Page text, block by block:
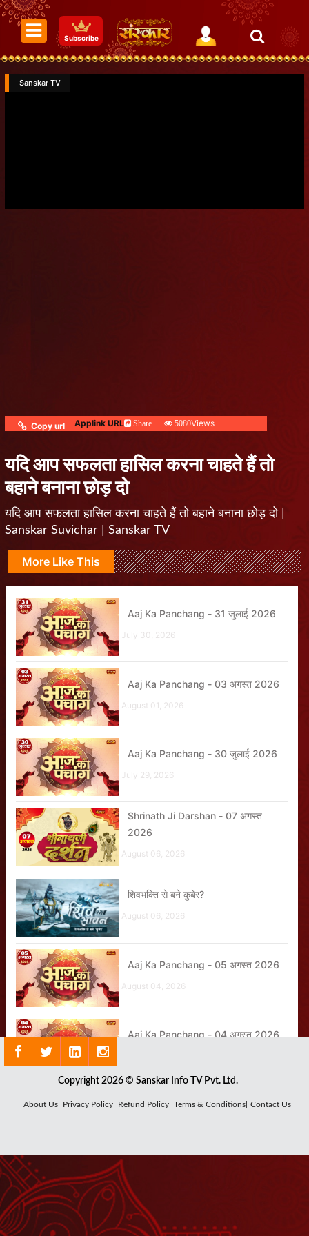
Subscribe
Sanskar TV
Copy url Applink URL Share 5080Views
यदि आप सफलता हासिल करना चाहते हैं तो
बहाने बनाना छोड़ दो
यदि आप सफलता हासिल करना चाहते हैं तो बहाने बनाना छोड़ दो |
Sanskar Suvichar | Sanskar TV
More Like This
Aaj Ka Panchang - 31 जुलाई 2026
July 30, 2026
Aaj Ka Panchang - 03 अगस्त 2026
August 01, 2026
Aaj Ka Panchang - 30 जुलाई 2026
July 29, 2026
Shrinath Ji Darshan - 07 अगस्त
2026
August 06, 2026
शिवभक्ति से बने कुबेर?
August 06, 2026
Aaj Ka Panchang - 05 अगस्त 2026
August 04, 2026
Aaj Ka Panchang - 04 अगस्त 2026
July 31, 2026
Copyright 2026 © Sanskar Info TV Pvt. Ltd.
About Us| Privacy Policy| Refund Policy| Terms & Conditions| Contact Us